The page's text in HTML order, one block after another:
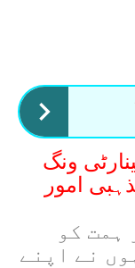
ونگ
امور
ہمت کو
نے اپنے